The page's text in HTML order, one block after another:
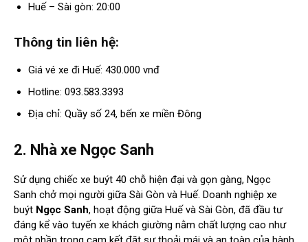
Huế – Sài gòn: 20:00
Thông tin liên hệ:
Giá vé xe đi Huế: 430.000 vnđ
Hotline: 093.583.3393
Địa chỉ: Quầy số 24, bến xe miền Đông
2. Nhà xe Ngọc Sanh
Sử dụng chiếc xe buýt 40 chỗ hiện đại và gọn gàng, Ngọc
Sanh chở mọi người giữa Sài Gòn và Huế. Doanh nghiệp xe
buýt Ngọc Sanh, hoạt động giữa Huế và Sài Gòn, đã đầu tư
đáng kể vào tuyến xe khách giường nằm chất lượng cao như